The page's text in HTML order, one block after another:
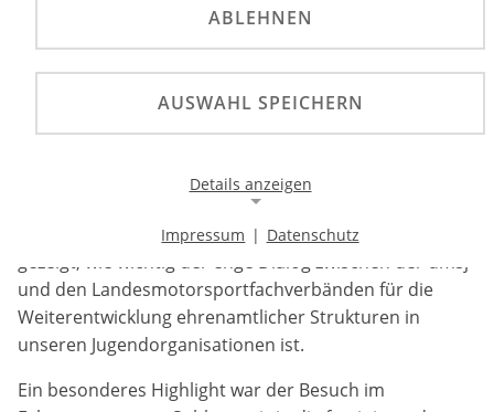
Drei Tage voller Inspiration, Austausch und wertvoller
Erkenntnisse liegen hinter uns! Die dmsj – LMFV
Fachtagung war ein voller Erfolg und hat einmal mehr
gezeigt, wie wichtig der enge Dialog zwischen der dmsj
und den Landesmotorsportfachverbänden für die
Weiterentwicklung ehrenamtlicher Strukturen in
unseren Jugendorganisationen ist.
Ein besonderes Highlight war der Besuch im
ABLEHNEN
AUSWAHL SPEICHERN
Details anzeigen
Notwendige Cookies ermöglichen die Kernfunktionalität
einer Website. Sie helfen dabei, die Website nutzbar zu
machen, indem sie grundlegende Funktionen
ermöglichen. Ohne diese Cookies kann die Website nicht
Impressum | Datenschutz